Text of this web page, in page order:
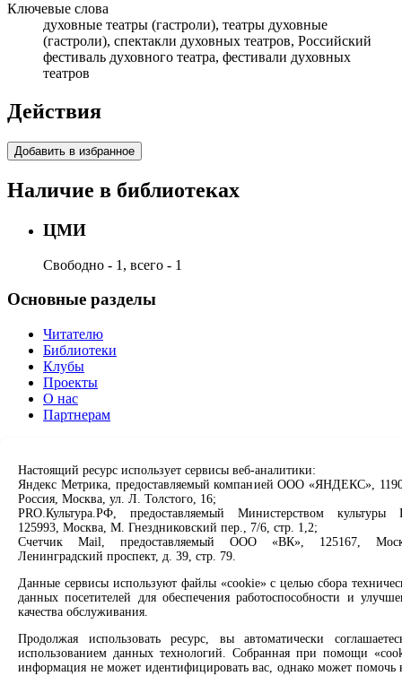
Ключевые слова
духовные театры (гастроли), театры духовные
(гастроли), спектакли духовных театров, Российский
фестиваль духовного театра, фестивали духовных
театров
Действия
Добавить в избранное
Наличие в библиотеках
ЦМИ
Свободно - 1, всего - 1
Основные разделы
Читателю
Библиотеки
Клубы
Проекты
О нас
Партнерам
Продлить книгу
Спроси библиотекаря
Спроси краеведа
Оцените качество услуг
Направить обращение директору
Соцсети
Вконтакте
Одноклассники
Max
Rutube
Настоящий ресурс использует сервисы веб-аналитики:
Яндекс Метрика, предоставляемый компанией ООО «ЯНДЕКС»,
Россия, Москва, ул. Л. Толстого, 16;
PRO.Культура.РФ, предоставляемый Министерством культуры
125993, Москва, М. Гнездниковский пер., 7/6, стр. 1,2;
Счетчик Mail, предоставляемый ООО «ВК», 125167,
Ленинградский проспект, д. 39, стр. 79.
Данные сервисы используют файлы «cookie» с целью сбора
данных посетителей для обеспечения работоспособности и
качества обслуживания.
Продолжая использовать ресурс, вы автоматически
использованием данных технологий. Собранная при помощи
информация не может идентифицировать вас, однако может помочь